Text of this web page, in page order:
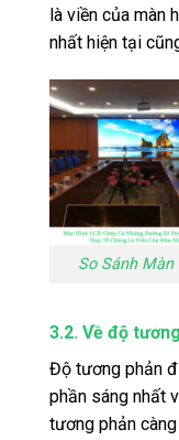
là viền của màn
nhất hiện tại
So Sánh Màn
3.2. Về độ
Độ tương phản
phần sáng nhất
tương phản